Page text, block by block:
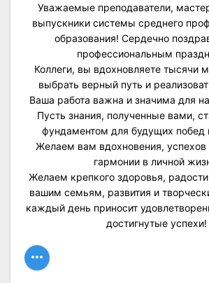
Уважаемые преподаватели,
выпускники системы среднего
образования! Сердечно
профессиональным
Коллеги, вы вдохновляете тысячи
выбрать верный путь и
Ваша работа важна и значима для
Пусть знания, полученные вами,
фундаментом для будущих побед
Желаем вам вдохновения, успехов
гармонии в личной
Желаем крепкого здоровья, радости
вашим семьям, развития и
каждый день приносит
достигнутые успехи!